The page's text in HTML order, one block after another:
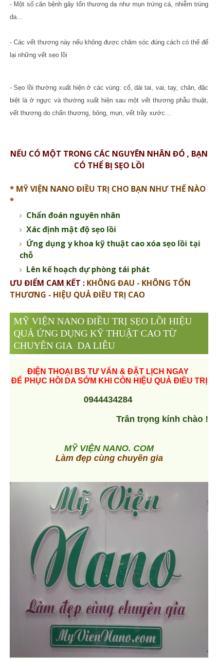
- Một số căn bệnh gây tổn thương da như mụn trứng cá, nhiễm trùng
da…
- Các vết thương này nếu không được chăm sóc đúng cách có thể để
lại những vết sẹo lồi
- Sẹo lồi thường xuất hiện ở các vùng: cổ, dái tai, vai, tay, chân, đặc
biệt là ở ngực và thường xuất hiện sau một vết thương phẫu thuật,
vết thương do chấn thương, bỏng, mụn, vết trầy xước…
NẾU CÓ MỘT TRONG CÁC NGUYÊN NHÂN ĐÓ , BẠN
CÓ THỂ BỊ SẸO LỒI
* MỸ VIỆN NANO ĐIỀU TRỊ CHO BẠN NHƯ THẾ NÀO
*
Chẩn đoán nguyên nhân
Xác định mật độ sẹo lồi
Ứng dụng y khoa kỹ thuật cao xóa sẹo lồi tại
chỗ
Lên kế hoạch dự phòng tái phát
ƯU ĐIỂM CAM KẾT : KHÔNG ĐAU - KHÔNG TỔN
THƯƠNG - HIỆU QUẢ ĐIỀU TRỊ CAO
MỸ VIỆN NANO ĐIỀU TRỊ SẸO LỒI HIỆU
QUẢ ỨNG DỤNG KỸ THUẬT CAO TỪ
CHUYÊN GIA DA LIỄU
ĐIỆN THOẠI BS TƯ VẤN & ĐẶT LỊCH NGAY
ĐỂ PHỤC HỒI DA SỚM KHI CÒN HIỆU QUẢ ĐIỀU TRỊ
0944434284
Trân trọng kính chào !
MỸ VIỆN NANO. COM
Làm đẹp cùng chuyên gia